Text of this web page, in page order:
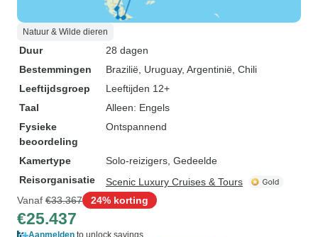
Natuur & Wilde dieren
Duur
28 dagen
Bestemmingen
Brazilië , Uruguay, Argentinië , Chili
Leeftijdsgroep
Leeftijden 12+
Taal
Alleen: Engels
Fysieke
beoordeling
Ontspannend
Kamertype
Solo-reizigers, Gedeelde
Reisorganisatie
Scenic Luxury Cruises & Tours
Vanaf €33.367 24% korting
€25.437
Aanmelden to unlock savings